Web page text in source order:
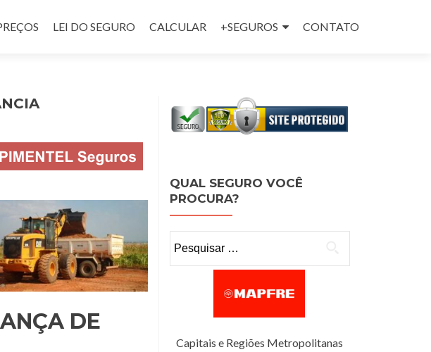
LEI DO SEGURO CALCULAR +SEGUROS CONTATO
DE
QUAL SEGURO VOCÊ
PROCURA?
Capitais e Regiões Metropolitanas